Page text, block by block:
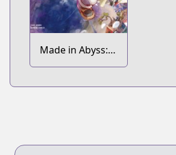
Made in Abyss:
Koushiki